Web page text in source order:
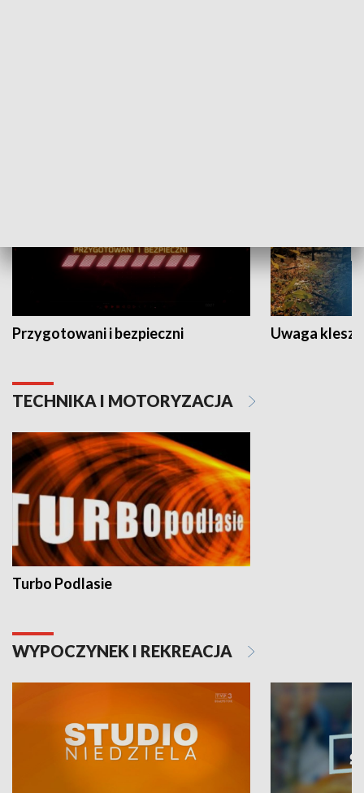
Przygotowani i bezpieczni Uwaga
TECHNIKA I MOTORYZACJA
Turbo Podlasie
WYPOCZYNEK I REKREACJA